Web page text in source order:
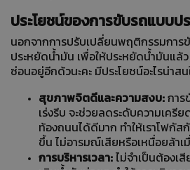
ประโยชน์ของการขับรถแบบป
นอกจากการปรับเปลี่ยนพฤติกรรมการ
ประหยัดน้ำมัน เพื่อให้ประหยัดน้ำมันแล้
ซ่อนอยู่อีกด้วนะคะ มีประโยชน์อะไรน่าส
สุขภาพจิตดีและความสงบ: การ
เร่งรีบ จะช่วยลดระดับความเครี
ท้องถนนได้ดีมาก ทำให้เราโฟกัส
ขึ้น ไม่อารมณ์เสียหรือเหนื่อยล้าเ
การบริหารเวลา: ไม่จำเป็นต้องเสี